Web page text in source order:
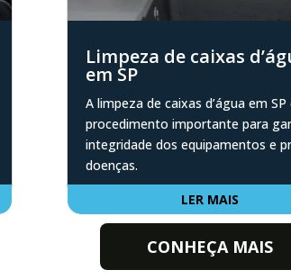
Limpeza de caixas
em SP
A limpeza de caixas d’água em SP
procedimento importante para
integridade dos equipamentos e
doenças.
LER MAIS
CONHEÇA MAIS